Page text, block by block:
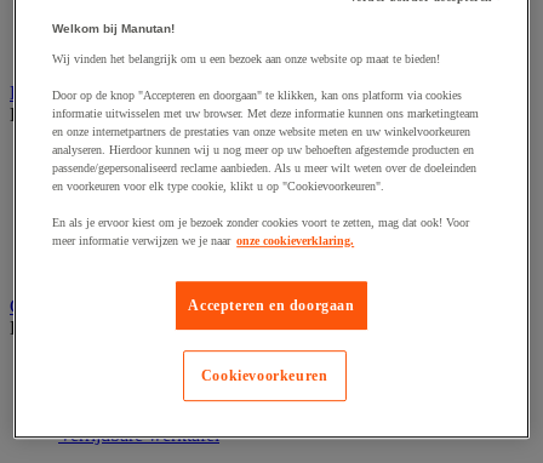
Accessoires voor spijkermachine
Accessoires voor zaag
Elektrische toebehoren en verlichting
Bekijk de hele productgroep
Accessoires voor elektrisch schakelpaneel
Batterij, oplader en kabel
Elektrische kabel
Elektrische uitrusting
Verlengsnoer, stekkerdoos en kapelhaspel
Gereedschap opbergen
Bekijk de hele productgroep
Assortimentsdoos en gereedschapkoffer
Verrijdbare werktafel
Welkom bij Manutan!
Wij vinden het belangrijk om u een bezoek aan onze website op maat te bieden!
Door op de knop "Accepteren en doorgaan" te klikken, kan ons platform via cookies
informatie uitwisselen met uw browser. Met deze informatie kunnen ons marketingteam
en onze internetpartners de prestaties van onze website meten en uw winkelvoorkeuren
analyseren. Hierdoor kunnen wij u nog meer op uw behoeften afgestemde producten en
passende/gepersonaliseerd reclame aanbieden. Als u meer wilt weten over de doeleinden
en voorkeuren voor elk type cookie, klikt u op "Cookievoorkeuren".
En als je ervoor kiest om je bezoek zonder cookies voort te zetten, mag dat ook! Voor
meer informatie verwijzen we je naar onze cookieverklaring.
Accepteren en doorgaan
Cookievoorkeuren